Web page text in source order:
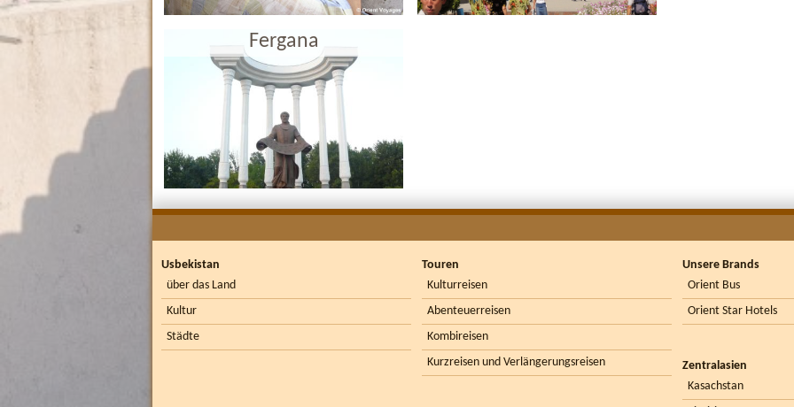
Fergana
Usbekistan
über das Land
Kultur
Städte
Touren
Kulturreisen
Abenteuerreisen
Kombireisen
Kurzreisen und Verlängerungsreisen
Unsere Brands
Orient Bus
Orient Star Hotels
Zentralasien
Kasachstan